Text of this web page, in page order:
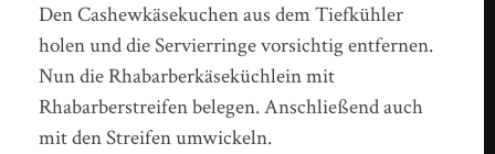
Den Cashewkäsekuchen aus dem Tiefkühler
holen und die Servierringe vorsichtig entfernen.
Nun die Rhabarberkäseküchlein mit
Rhabarberstreifen belegen. Anschließend auch
mit den Streifen umwickeln.